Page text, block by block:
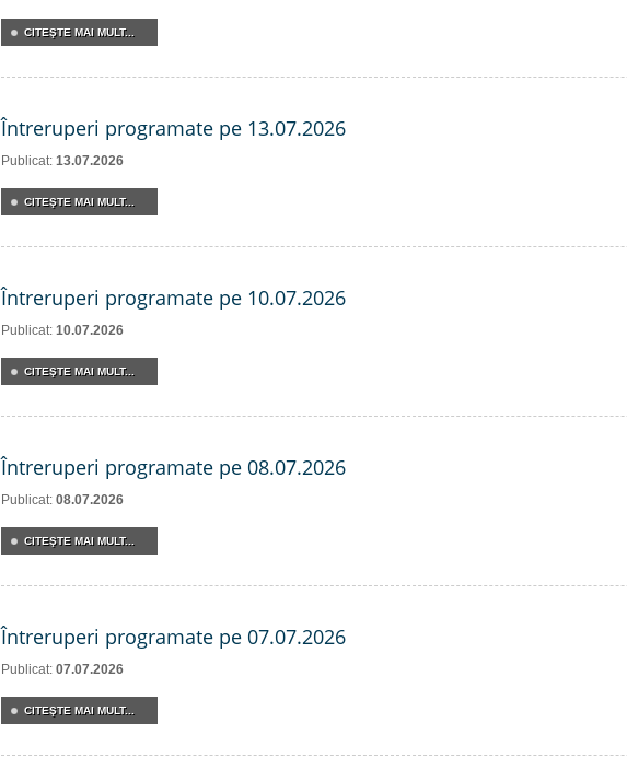
CITEŞTE MAI MULT...
Întreruperi programate pe 13.07.2026
Publicat: 13.07.2026
CITEŞTE MAI MULT...
Întreruperi programate pe 10.07.2026
Publicat: 10.07.2026
CITEŞTE MAI MULT...
Întreruperi programate pe 08.07.2026
Publicat: 08.07.2026
CITEŞTE MAI MULT...
Întreruperi programate pe 07.07.2026
Publicat: 07.07.2026
CITEŞTE MAI MULT...